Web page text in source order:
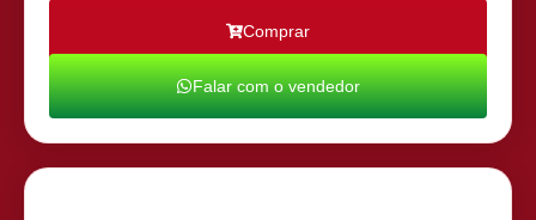
Comprar
Falar com o vendedor